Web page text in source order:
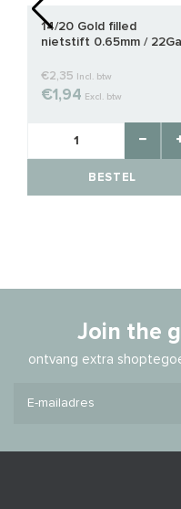
14/20 Gold filled
nietstift 0.65mm / 22Ga
€2,35 Incl. btw
€1,94 Excl. btw
BESTEL
Join the
ontvang extra